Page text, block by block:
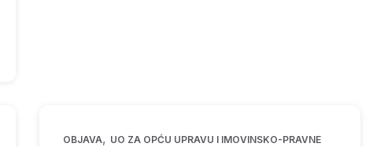
OBJAVA, UO ZA OPĆU UPRAVU I IMOVINSKO-PRAVNE